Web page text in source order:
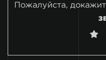
Пожалуйста,